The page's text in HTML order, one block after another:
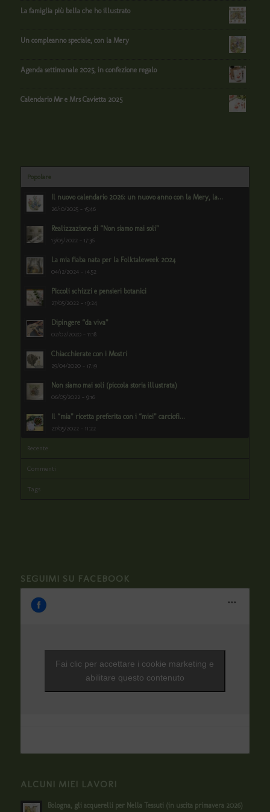
La famiglia più bella che ho illustrato
Un compleanno speciale, con la Mery
Agenda settimanale 2025, in confezione regalo
Calendario Mr e Mrs Cavietta 2025
Popolare
Il nuovo calendario 2026: un nuovo anno con la Mery, la...
26/10/2025 - 15:46
Realizzazione di “Non siamo mai soli”
13/05/2022 - 17:36
La mia fiaba nata per la Folktaleweek 2024
04/12/2024 - 14:52
Piccoli schizzi e pensieri botanici
27/05/2022 - 19:24
Dipingere “da viva”
02/02/2020 - 11:18
Chiacchierate con i Mostri
29/04/2020 - 17:19
Non siamo mai soli (piccola storia illustrata)
06/05/2022 - 9:16
Il “mia” ricetta preferita con i “miei” carciofi...
27/05/2022 - 11:22
Recente
Commenti
Tags
SEGUIMI SU FACEBOOK
Fai clic per accettare i cookie marketing e
abilitare questo contenuto
ALCUNI MIEI LAVORI
Bologna, gli acquerelli per Nella Tessuti (in uscita primavera 2026)